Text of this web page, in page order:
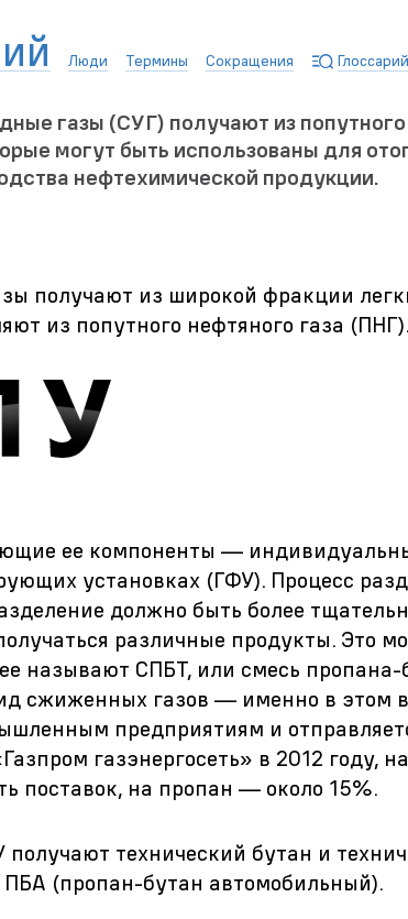
Люди Термины Сокращения Глоссарий
газы (СУГ) получают из попутного
могут быть использованы для
нефтехимической продукции.
получают из широкой фракции
из попутного нефтяного газа (ПНГ).
ее компоненты —
установках (ГФУ). Процесс
должно быть более
различные продукты. Это
называют СПБТ, или смесь
сжиженных газов — именно в этом
предприятиям и
газэнергосеть» в 2012 году,
поставок, на пропан — около 15%.
технический бутан и
(пропан-бутан автомобильный).